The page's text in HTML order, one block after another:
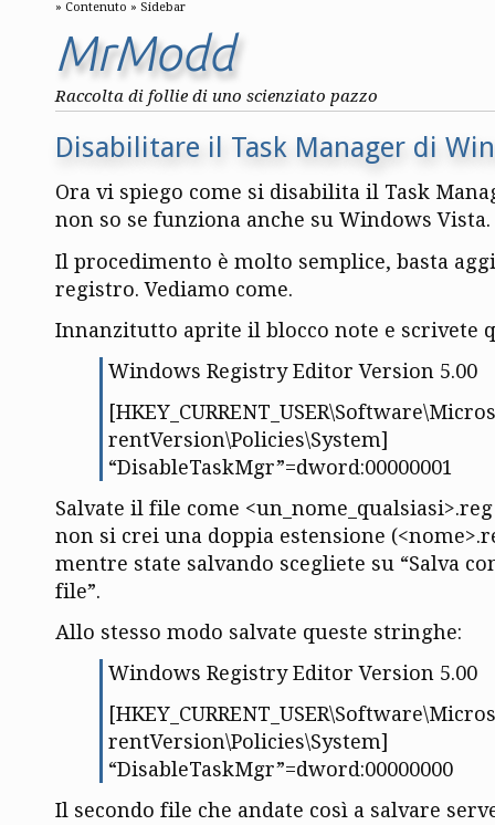
Contenuto Sidebar
MrModd
Raccolta di follie di uno scienziato pazzo
Disabilitare il Task Manager di
Ora vi spiego come si disabilita il Task
non so se funziona anche su Windows Vista.
Il procedimento è molto semplice, basta
registro. Vediamo come.
Innanzitutto aprite il blocco note e scrivete
Windows Registry Editor Version 5.00
rentVersion\Policies\System]
“DisableTaskMgr”=dword:00000001
Salvate il file come
non si crei una doppia estensione
mentre state salvando scegliete su “Salva
file”.
Allo stesso modo salvate queste stringhe:
Windows Registry Editor Version 5.00
rentVersion\Policies\System]
“DisableTaskMgr”=dword:00000000
Il secondo file che andate così a salvare